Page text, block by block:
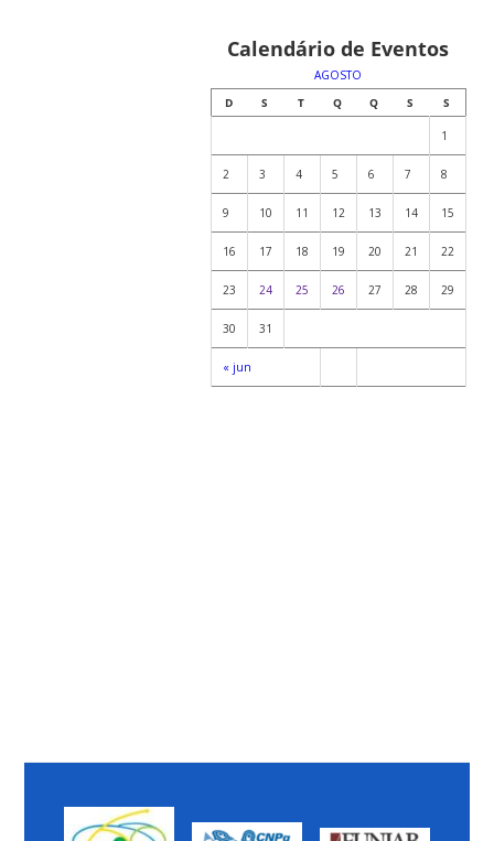
Calendário de Eventos
AGOSTO
D
S T Q Q S S
« jun
1
2 3 4 5 6 7 8
9 10 11 12 13 14 15
16 17 18 19 20 21 22
23 24 25 26 27 28 29
30 31